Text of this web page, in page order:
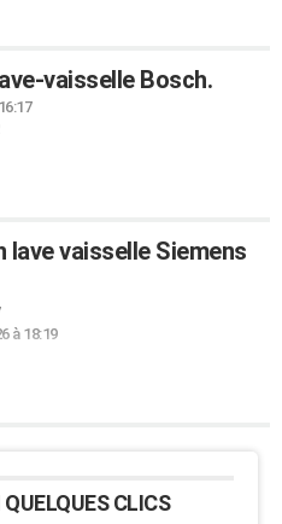
vaisselle Bosch.
lave vaisselle Siemens
à 18:19
CLICS